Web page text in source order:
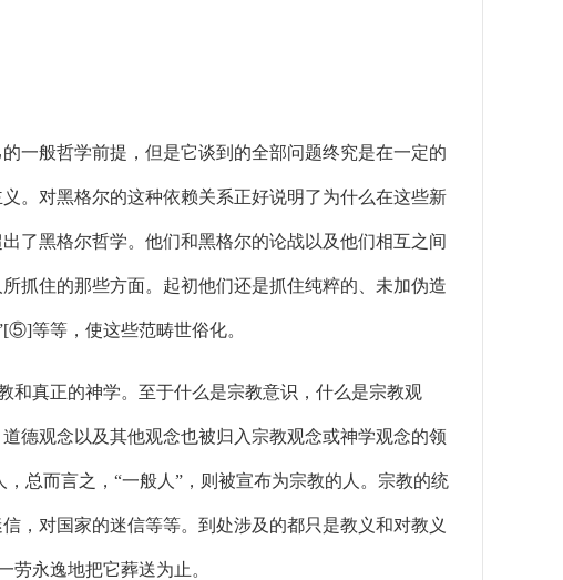
般哲学前提，但是它谈到的全部问题终究是在一定的
。对黑格尔的这种依赖关系正好说明了为什么在这些新
了黑格尔哲学。他们和黑格尔的论战以及他们相互之间
抓住的那些方面。起初他们还是抓住纯粹的、未加伪造
等等，使这些范畴世俗化。
真正的神学。至于什么是宗教意识，什么是宗教观
德观念以及其他观念也被归入宗教观念或神学观念的领
总而言之，“一般人”，则被宣布为宗教的人。宗教的统
，对国家的迷信等等。到处涉及的都只是教义和对教义
永逸地把它葬送为止。